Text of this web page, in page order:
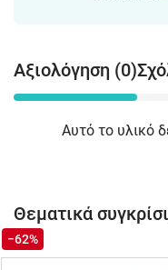
Αξιολόγηση (0)
Αυτό το υλικό
Θεματικά
−62%